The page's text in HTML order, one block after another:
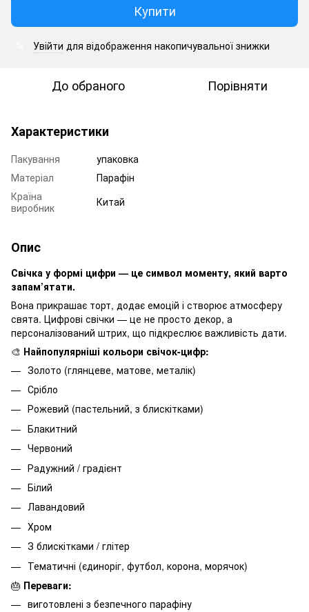
Купити
Увійти для відображення накопичувальної знижки
До обраного Порівняти
Характеристики
Пакування
упаковка
Матеріал
Парафін
Країна
виробник
Китай
Опис
Свічка у формі цифри — це символ моменту, який варто
запам’ятати.
Вона прикрашає торт, додає емоцій і створює атмосферу
свята. Цифрові свічки — це не просто декор, а
персоналізований штрих, що підкреслює важливість дати.
🎨 Найпопулярніші кольори свічок-цифр:
Золото (глянцеве, матове, металік)
Срібло
Рожевий (пастельний, з блискітками)
Блакитний
Червоний
Радужний / градієнт
Білий
Лавандовий
Хром
З блискітками / глітер
Тематичні (єдиноріг, футбол, корона, морячок)
🎂 Переваги:
виготовлені з безпечного парафіну